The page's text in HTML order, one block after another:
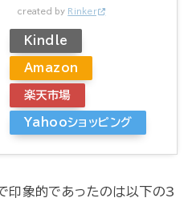
created by Rinker
Kindle
Amazon
楽天市場
Yahooショッピング
印象的であったのは以下の3